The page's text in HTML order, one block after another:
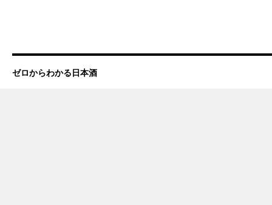
ゼロからわかる日本酒